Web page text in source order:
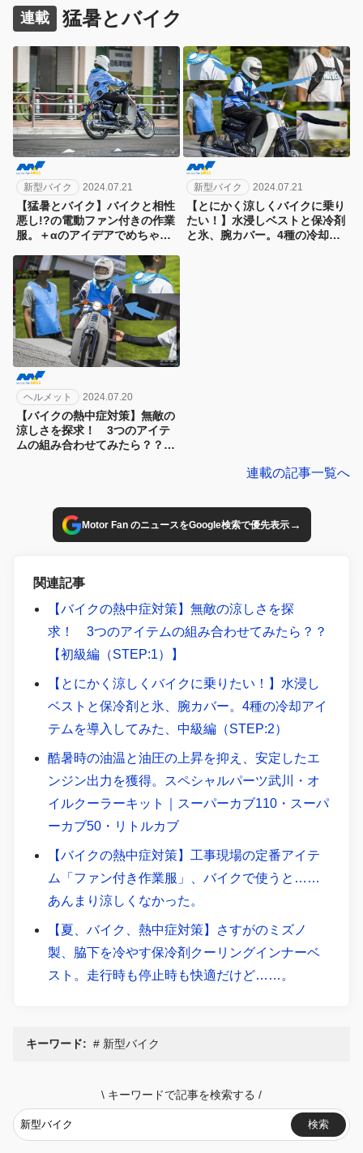
連載 猛暑とバイク
新型バイク 2024.07.21
【猛暑とバイク】バイクと相性
悪し!?の電動ファン付きの作業
服。＋αのアイデアでめちゃ涼
（STEP:3）
新型バイク 2024.07.21
【とにかく涼しくバイクに乗り
たい！】水浸しベストと保冷剤
と氷、腕カバー。4種の冷却ア
ヘルメット 2024.07.20
【バイクの熱中症対策】無敵の
涼しさを探求！ 3つのアイテ
ムの組み合わせてみたら？？
連載の記事一覧へ
Motor Fan のニュースをGoogle検索で優先表示→
関連記事
【バイクの熱中症対策】無敵の涼しさを探
求！ 3つのアイテムの組み合わせてみたら？？
【初級編（STEP:1）】
【とにかく涼しくバイクに乗りたい！】水浸し
ベストと保冷剤と氷、腕カバー。4種の冷却アイ
テムを導入してみた、中級編（STEP:2）
酷暑時の油温と油圧の上昇を抑え、安定したエ
ンジン出力を獲得。スペシャルパーツ武川・オ
イルクーラーキット｜スーパーカブ110・スーパ
ーカブ50・リトルカブ
【バイクの熱中症対策】工事現場の定番アイテ
ム「ファン付き作業服」、バイクで使うと……
あんまり涼しくなかった。
【夏、バイク、熱中症対策】さすがのミズノ
製、脇下を冷やす保冷剤クーリングインナーベ
スト。走行時も停止時も快適だけど……。
キーワード: 新型バイク
\ キーワードで記事を検索する /
検索